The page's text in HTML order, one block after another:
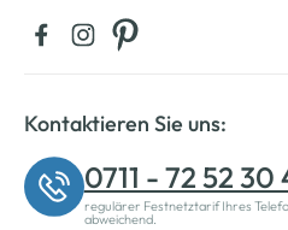
Kontaktieren Sie uns:
0711 - 72 52 30
regulärer Festnetztarif Ihres
abweichend.